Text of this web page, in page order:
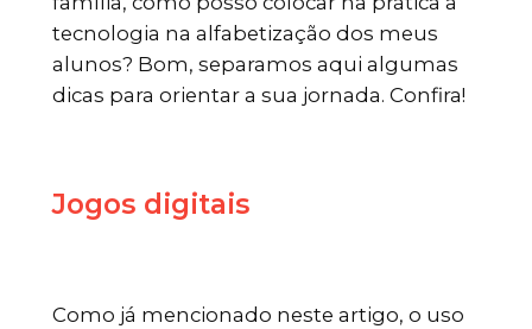
tecnologia na alfabetização dos meus
alunos? Bom, separamos aqui algumas
dicas para orientar a sua jornada. Confira!
Jogos digitais
Como já mencionado neste artigo, o uso